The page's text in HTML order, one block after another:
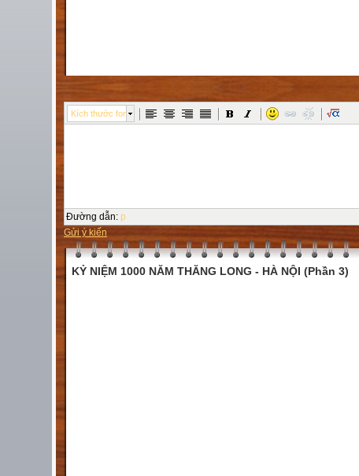
Kích thước font
Đường dẫn: p
Gửi ý kiến
KỶ NIỆM 1000 NĂM THĂNG LONG - HÀ NỘI (Phần 3)